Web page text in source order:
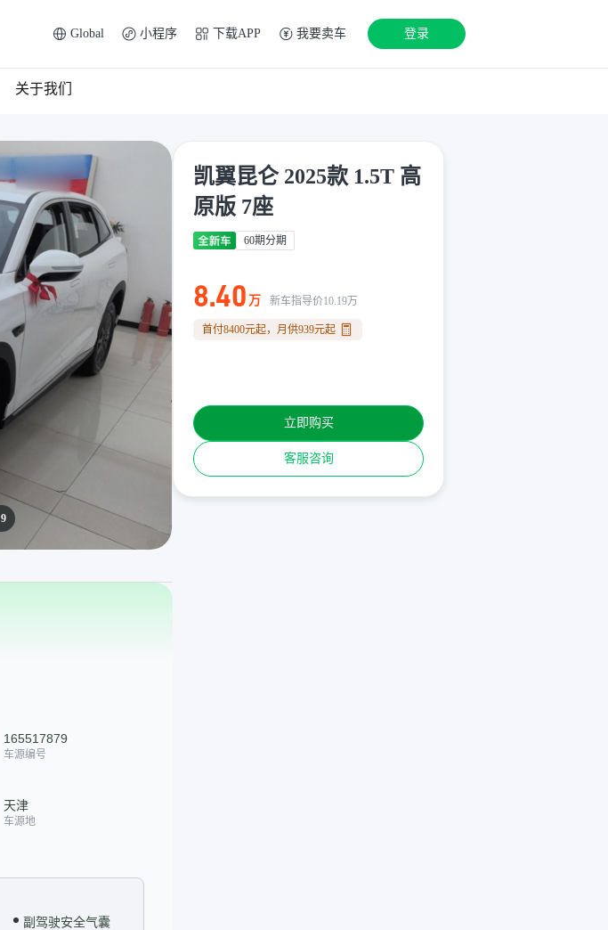
Global 小程序 下载APP 我要卖车 登录
关于我们
9
165517879
车源编号
天津
车源地
副驾驶安全气囊
凯翼昆仑 2025款 1.5T 高
原版 7座
60期分期
8.40 万 新车指导价10.19万
首付8400元起，月供939元起
客服咨询
立即购买